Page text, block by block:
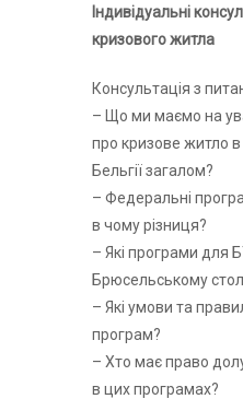
Індивідуальні
кризового житла
Консультація з
– Що ми маємо на
про кризове житло
Бельгії загалом?
– Федеральні
в чому різниця?
– Які програми для
Брюсельському
– Які умови та
програм?
– Хто має право
в цих програмах?